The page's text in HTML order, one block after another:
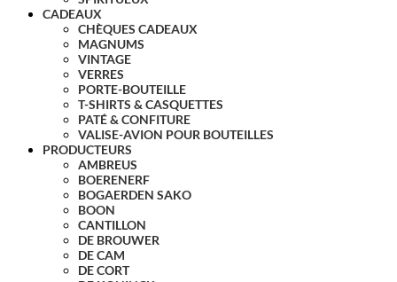
CADEAUX
CHÈQUES CADEAUX
MAGNUMS
VINTAGE
VERRES
PORTE-BOUTEILLE
T-SHIRTS & CASQUETTES
PATÉ & CONFITURE
VALISE-AVION POUR BOUTEILLES
PRODUCTEURS
AMBREUS
BOERENERF
BOGAERDEN SAKO
BOON
CANTILLON
DE BROUWER
DE CAM
DE CORT